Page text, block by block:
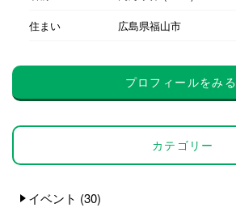
住まい
広島県福山市
プロフィールをみる
カテゴリー
イベント (30)